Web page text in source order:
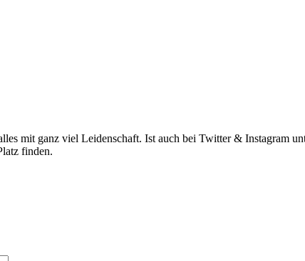
mit ganz viel Leidenschaft. Ist auch bei Twitter & Instagram
finden.